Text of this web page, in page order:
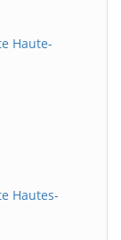
Haute-
Hautes-